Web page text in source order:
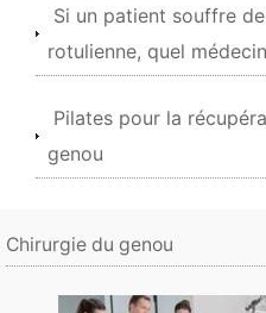
Si un patient souffre
rotulienne, quel
Pilates pour la
genou
Chirurgie du genou